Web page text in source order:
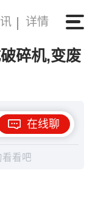
详情
碎机,变废
在线聊
看吧